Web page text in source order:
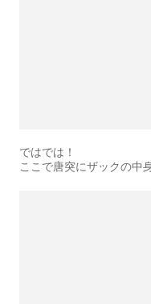
ではでは！
ここで唐突にザックの中